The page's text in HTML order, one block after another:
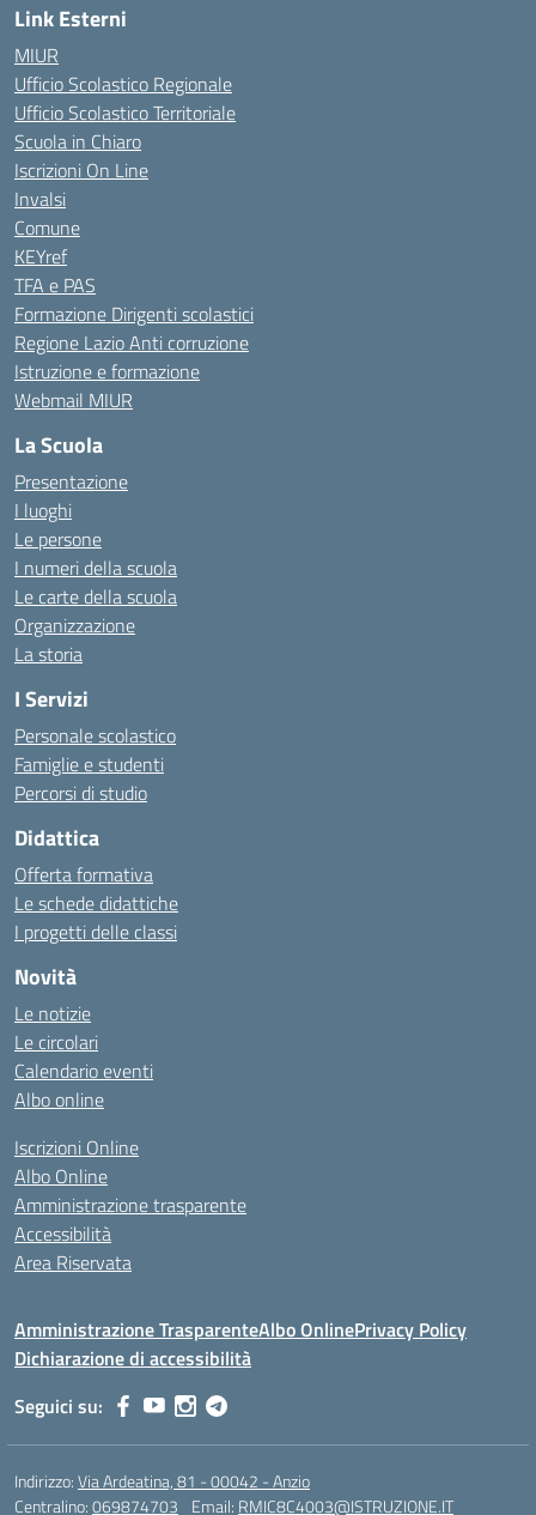
Link Esterni
MIUR
Ufficio Scolastico Regionale
Ufficio Scolastico Territoriale
Scuola in Chiaro
Iscrizioni On Line
Invalsi
Comune
KEYref
TFA e PAS
Formazione Dirigenti scolastici
Regione Lazio Anti corruzione
Istruzione e formazione
Webmail MIUR
La Scuola
Presentazione
I luoghi
Le persone
I numeri della scuola
Le carte della scuola
Organizzazione
La storia
I Servizi
Personale scolastico
Famiglie e studenti
Percorsi di studio
Didattica
Offerta formativa
Le schede didattiche
I progetti delle classi
Novità
Le notizie
Le circolari
Calendario eventi
Albo online
Iscrizioni Online
Albo Online
Amministrazione trasparente
Accessibilità
Area Riservata
Amministrazione TrasparenteAlbo OnlinePrivacy Policy
Dichiarazione di accessibilità
Seguici su:
Indirizzo:Via Ardeatina, 81 - 00042 - Anzio
Centralino:069874703 Email: RMIC8C4003@ISTRUZIONE.IT